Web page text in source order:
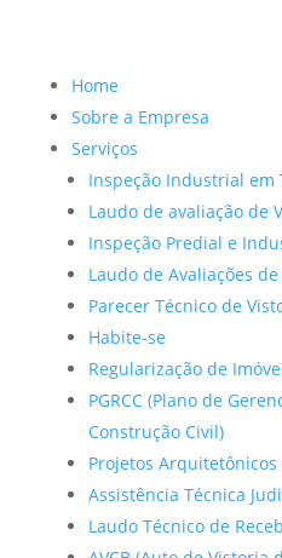
Home
Sobre a Empresa
Serviços
Inspeção Industrial em
Laudo de avaliação de
Inspeção Predial e
Laudo de Avaliações
Parecer Técnico de
Habite-se
Regularização de
PGRCC (Plano de
Construção Civil)
Projetos
Assistência Técnica
Laudo Técnico de